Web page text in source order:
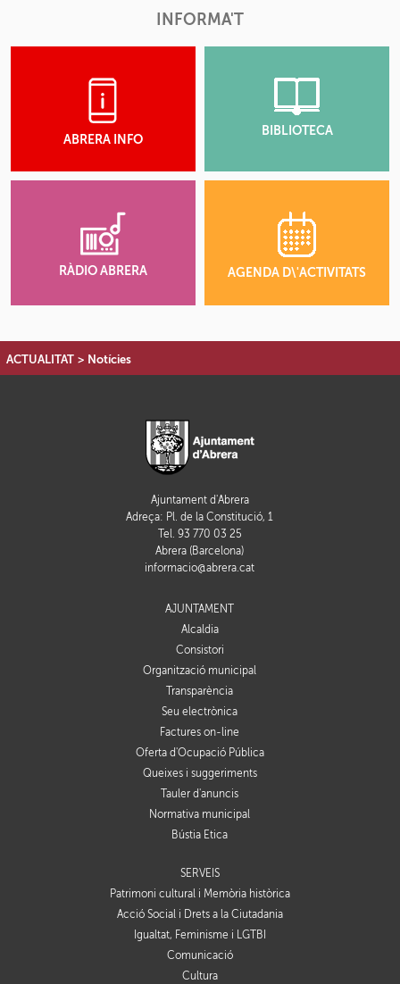
INFORMA'T
ABRERA INFO
BIBLIOTECA
RÀDIO ABRERA AGENDA D\'ACTIVITATS
ACTUALITAT > Notícies
Ajuntament d'Abrera
Adreça: Pl. de la Constitució, 1
Tel. 93 770 03 25
Abrera (Barcelona)
informacio@abrera.cat
AJUNTAMENT
Alcaldia
Consistori
Organització municipal
Transparència
Seu electrònica
Factures on-line
Oferta d'Ocupació Pública
Queixes i suggeriments
Tauler d'anuncis
Normativa municipal
Bústia Ètica
SERVEIS
Patrimoni cultural i Memòria històrica
Acció Social i Drets a la Ciutadania
Igualtat, Feminisme i LGTBI
Comunicació
Cultura